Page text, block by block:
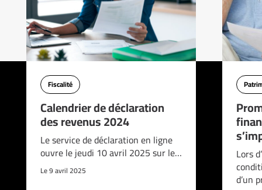
Fiscalité
Calendrier de déclaration
des revenus 2024
Le service de déclaration en ligne
ouvre le jeudi 10 avril 2025 sur le…
Le 9 avril 2025
Lors
d’un